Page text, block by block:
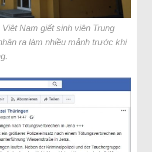
Nam giết sinh viên Trung
ra làm nhiều mảnh trước khi